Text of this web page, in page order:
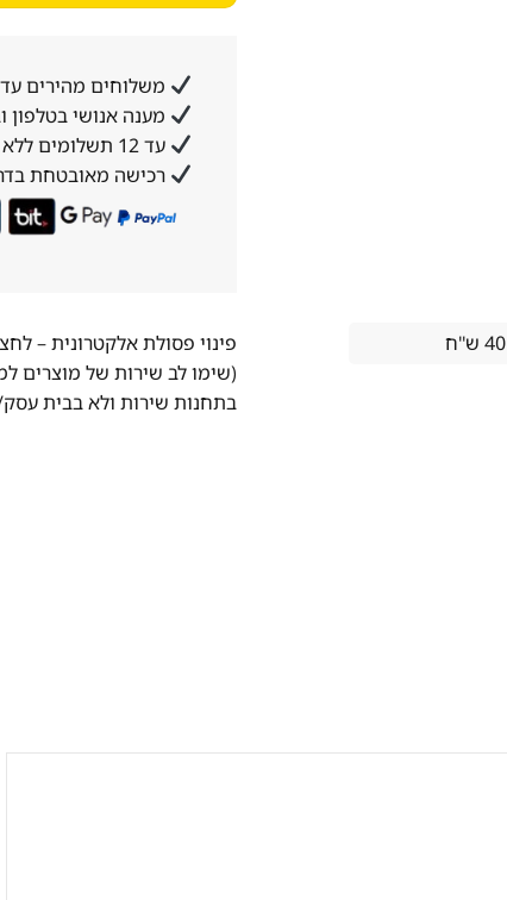
משלוחים מהירים
מענה אנושי בטלפון
עד 12 תשלומים ללא ריבית והצמדה
רכישה מאובטחת
פינוי פסולת אלקטרונית –
(שימו לב שירות של מוצרים
בתחנות שירות ולא בבית